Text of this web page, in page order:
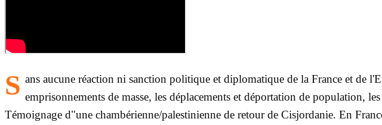
S ans aucune réaction ni sanction politique et diplomatique de la France et de
emprisonnements de masse, les déplacements et déportation de population,
Témoignage d"une chambérienne/palestinienne de retour de Cisjordanie. En